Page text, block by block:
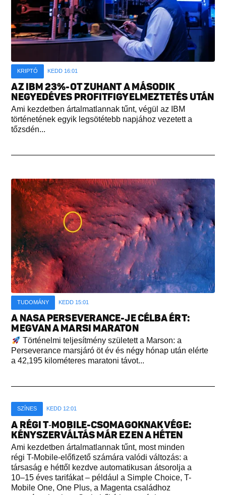
KRIPTÓ KEDD 16:01
AZ IBM 23%-OT ZUHANT A MÁSODIK
NEGYEDÉVES PROFITFIGYELMEZTETÉS UTÁN
Ami kezdetben ártalmatlannak tűnt, végül az IBM
történetének egyik legsötétebb napjához vezetett a
tőzsdén...
TUDOMÁNY KEDD 15:01
A NASA PERSEVERANCE-JE CÉLBA ÉRT:
MEGVAN A MARSI MARATON
Történelmi teljesítmény született a Marson: a
Perseverance marsjáró öt év és négy hónap után elérte
a 42,195 kilométeres maratoni távot...
SZÍNES KEDD 12:01
A RÉGI T‑MOBILE-CSOMAGOKNAK VÉGE:
KÉNYSZERVÁLTÁS MÁR EZEN A HÉTEN
Ami kezdetben ártalmatlannak tűnt, most minden
régi T-Mobile-előfizető számára valódi változás: a
társaság e héttől kezdve automatikusan átsorolja a
10–15 éves tarifákat – például a Simple Choice, T-
Mobile One, One Plus, a Magenta családhoz